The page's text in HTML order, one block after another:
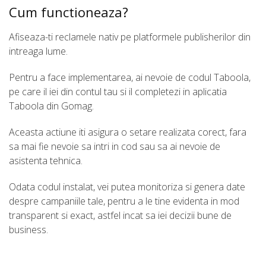
Cum functioneaza?
Afiseaza-ti reclamele nativ pe platformele publisherilor din
intreaga lume.
Pentru a face implementarea, ai nevoie de codul Taboola,
pe care il iei din contul tau si il completezi in aplicatia
Taboola din Gomag.
Aceasta actiune iti asigura o setare realizata corect, fara
sa mai fie nevoie sa intri in cod sau sa ai nevoie de
asistenta tehnica.
Odata codul instalat, vei putea monitoriza si genera date
despre campaniile tale, pentru a le tine evidenta in mod
transparent si exact, astfel incat sa iei decizii bune de
business.